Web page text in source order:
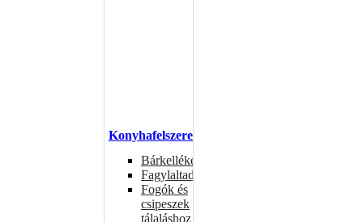
Konyhafelszerelés
Bárkellékek
Fagylaltadagolók
Fogók és
csipeszek
tálaláshoz